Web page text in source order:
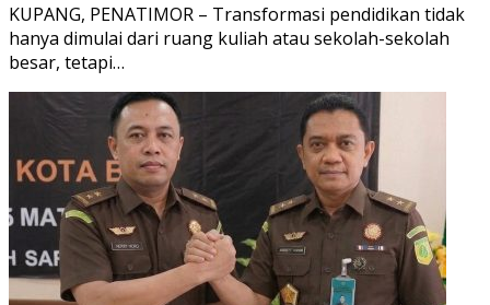
KUPANG, PENATIMOR – Transformasi pendidikan tidak
hanya dimulai dari ruang kuliah atau sekolah-sekolah
besar, tetapi…